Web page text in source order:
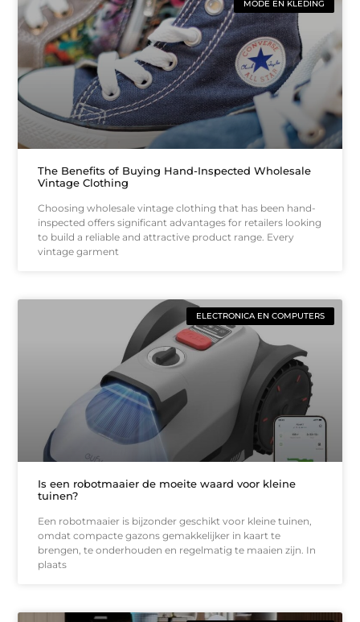
MODE EN KLEDING
The Benefits of Buying Hand-Inspected Wholesale
Vintage Clothing
Choosing wholesale vintage clothing that has been hand-
inspected offers significant advantages for retailers looking
to build a reliable and attractive product range. Every
vintage garment
ELECTRONICA EN COMPUTERS
Is een robotmaaier de moeite waard voor kleine
tuinen?
Een robotmaaier is bijzonder geschikt voor kleine tuinen,
omdat compacte gazons gemakkelijker in kaart te
brengen, te onderhouden en regelmatig te maaien zijn. In
plaats